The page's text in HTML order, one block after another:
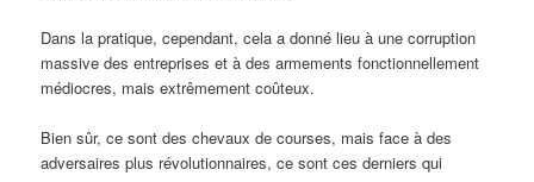
Dans la pratique, cependant, cela a donné lieu à une corruption
massive des entreprises et à des armements fonctionnellement
médiocres, mais extrêmement coûteux.
Bien sûr, ce sont des chevaux de courses, mais face à des
adversaires plus révolutionnaires, ce sont ces derniers qui